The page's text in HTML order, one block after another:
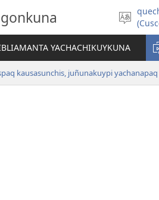
YACHACHIKUYKUNA
kausasunchis, juñunakuypi